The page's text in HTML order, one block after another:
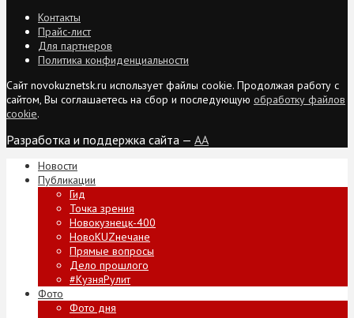
Контакты
Прайс-лист
Для партнеров
Политика конфиденциальности
Сайт novokuznetsk.ru использует файлы cookie. Продолжая работу с
сайтом, Вы соглашаетесь на сбор и последующую обработку файлов
cookie.
Разработка и поддержка сайта — AA
Новости
Публикации
Гид
Точка зрения
Новокузнецк-400
НовоKUZнечане
Прямые вопросы
Дело прошлого
#КузняРулит
Фото
Фото дня